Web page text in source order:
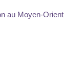
au Moyen-Orient